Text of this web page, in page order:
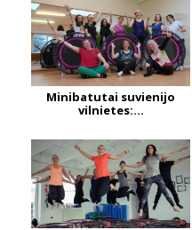
Minibatutai suvienijo
vilnietes:...